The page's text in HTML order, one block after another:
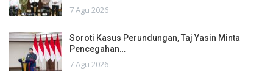
7 Agu 2026
Soroti Kasus Perundungan, Taj Yasin Minta
Pencegahan…
7 Agu 2026